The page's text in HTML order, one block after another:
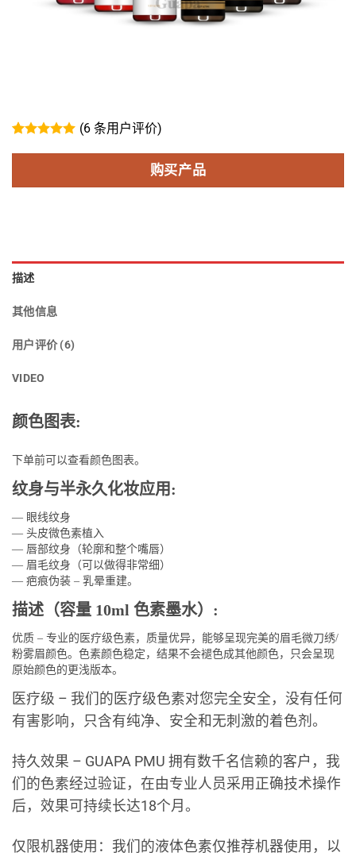
评价
(6条用户评价)
购买产品
描述
其他信息
用户评价 (6)
VIDEO
颜色图表:
下单前可以查看颜色图表。
纹身与半永久化妆应用:
— 眼线纹身
— 头皮微色素植入
— 唇部纹身（轮廓和整个嘴唇）
— 眉毛纹身（可以做得非常细）
— 疤痕伪装 – 乳晕重建。
描述（容量 10ml 色素墨水）:
优质 – 专业的医疗级色素，质量优异，能够呈现完美的眉毛微刀绣/
粉雾眉颜色。色素颜色稳定，结果不会褪色成其他颜色，只会呈现
原始颜色的更浅版本。
医疗级 – 我们的医疗级色素对您完全安全，没有任何
有害影响，只含有纯净、安全和无刺激的着色剂。
持久效果 – GUAPA PMU 拥有数千名信赖的客户，我
们的色素经过验证，在由专业人员采用正确技术操作
后，效果可持续长达18个月。
仅限机器使用：我们的液体色素仅推荐机器使用，以